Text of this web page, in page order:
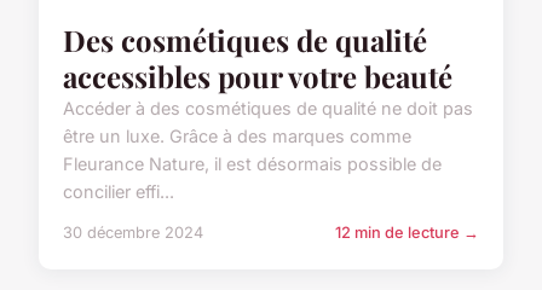
Des cosmétiques de qualité
accessibles pour votre beauté
Accéder à des cosmétiques de qualité ne doit pas
être un luxe. Grâce à des marques comme
Fleurance Nature, il est désormais possible de
concilier effi...
30 décembre 2024 12 min de lecture →